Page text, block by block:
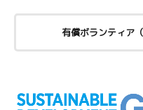
有償ボランティア